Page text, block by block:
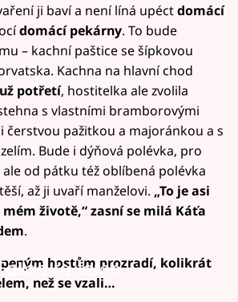
ji baví a není líná upéctdomácí
domácí pekárny. To bude
– kachní paštice se šípkovou
Kachna na hlavní chod
už potřetí, hostitelka ale zvolila
s vlastními bramborovými
čerstvou pažitkou a majoránkou a s
Bude i dýňová polévka, pro
od pátku též oblíbená polévka
až ji uvaří manželovi. „To je asi
životě,“ zasní se milá Káťa
.
to fetch
hostům prozradí, kolikrát
než se vzali…